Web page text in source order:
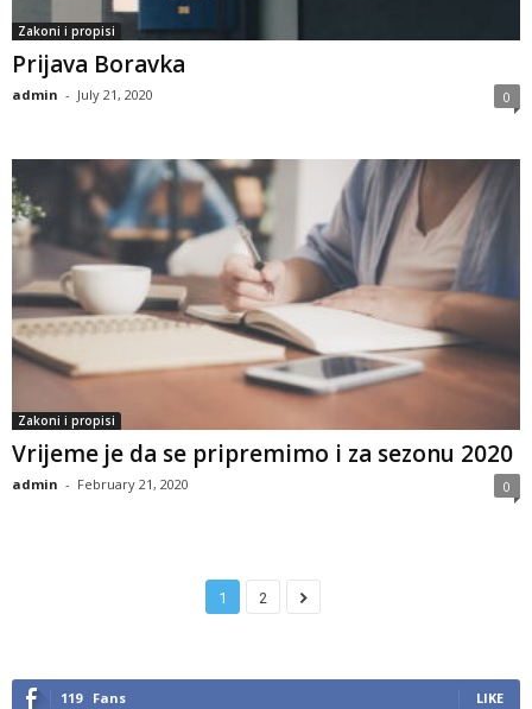
Zakoni i propisi
Prijava Boravka
admin - July 21, 2020 0
Zakoni i propisi
Vrijeme je da se pripremimo i za sezonu 2020
admin - February 21, 2020 0
1 2
119 Fans LIKE